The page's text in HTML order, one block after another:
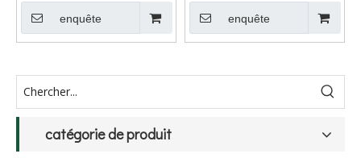
série ORB
enquête
de verrouillage
enquête
catégorie de produit